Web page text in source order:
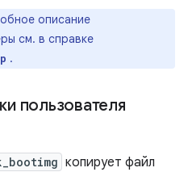
описание
см. в справке
.
пользователя
копирует файл